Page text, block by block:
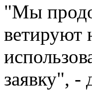
"Мы
ветируют
заявку", -